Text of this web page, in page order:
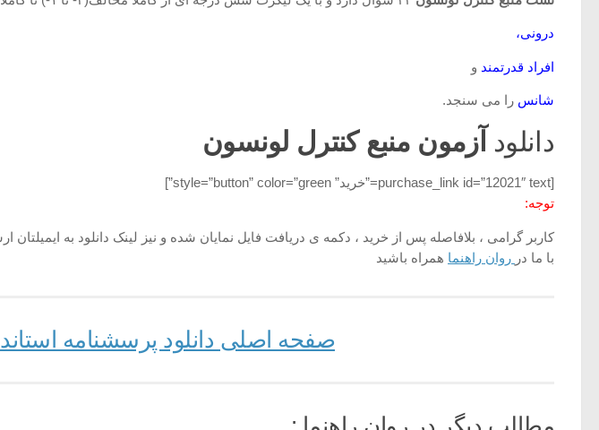
درونی،
افراد قدرتمند و
شانس را می سنجد.
دانلود آزمون منبع کنترل لونسون
[purchase_link id=”12021″ text=”خرید” style=”button” color=”green”]
توجه:
کاربر گرامی ، بلافاصله پس از خرید ، دکمه ی دریافت فایل نمایان شده و نیز لینک دانلود به ایمیلتان
با ما در روان راهنما همراه باشید
صفحه اصلی دانلود پرسشنامه